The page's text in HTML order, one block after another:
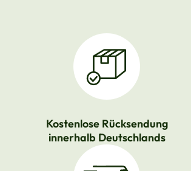
Kostenlose Rücksendung
innerhalb Deutschlands